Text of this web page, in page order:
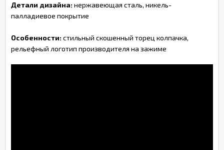
Детали дизайна:нержавеющая сталь, никель-
палладиевое покрытие
Особенности:стильный скошенный торец колпачка,
рельефный логотип производителя на зажиме